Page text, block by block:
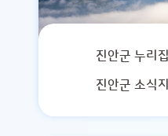
진안군 누리집
진안군 소식지